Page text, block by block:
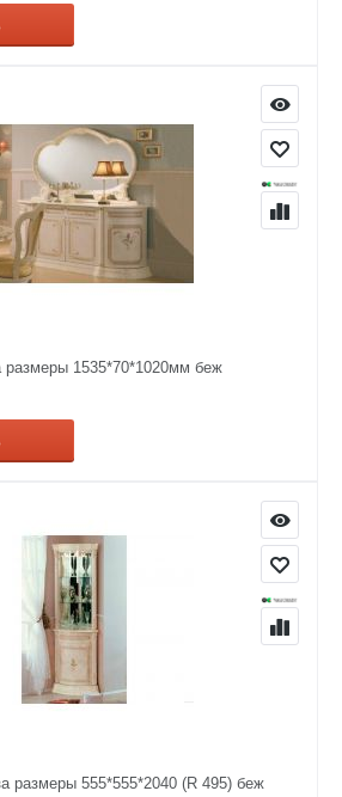
размеры 1535*70*1020мм беж
размеры 555*555*2040 (R 495) беж